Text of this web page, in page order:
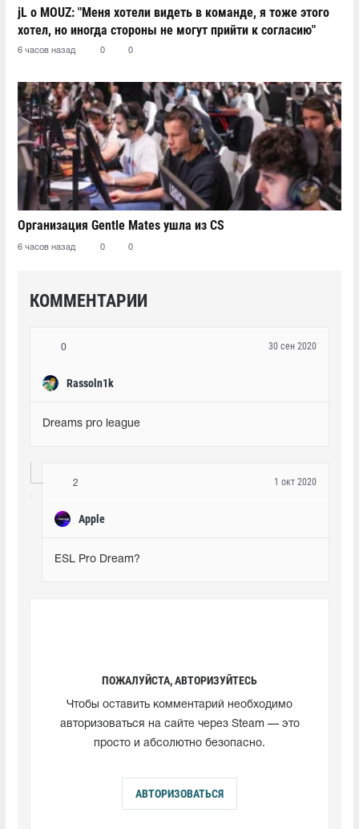
jL о MOUZ: "Меня хотели видеть в команде, я тоже этого
хотел, но иногда стороны не могут прийти к согласию"
6 часов назад 0 0
Организация Gentle Mates ушла из CS
6 часов назад 0 0
КОММЕНТАРИИ
0
Rassoln1k
30 сен 2020
Dreams pro league
2
Apple
1 окт 2020
ESL Pro Dream?
ПОЖАЛУЙСТА, АВТОРИЗУЙТЕСЬ
Чтобы оставить комментарий необходимо
авторизоваться на сайте через Steam — это
просто и абсолютно безопасно.
АВТОРИЗОВАТЬСЯ